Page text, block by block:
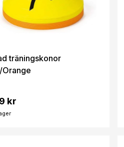
träningskonor
Orange
kr